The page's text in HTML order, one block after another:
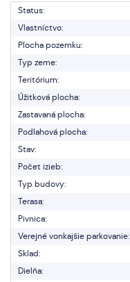
Status:
Vlastníctvo:
Plocha pozemku:
Typ zeme:
Teritórium:
Úžitková plocha:
Zastavaná plocha:
Podlahová plocha:
Stav:
Počet izieb:
Typ budovy:
Terasa:
Pivnica:
Verejné vonkajšie parkovanie:
Sklad:
Dielňa: